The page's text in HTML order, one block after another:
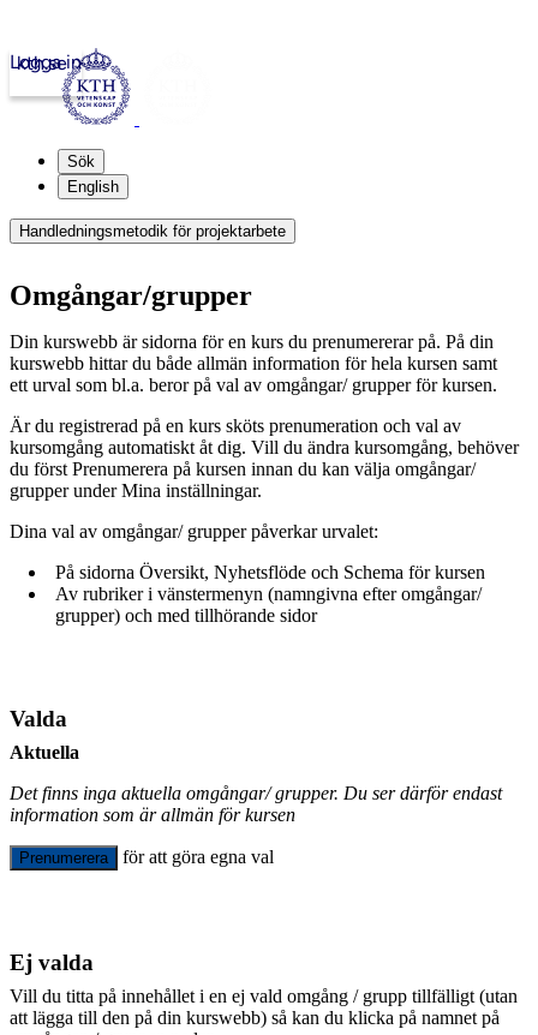
kth.se
Logga in
Sök
English
Handledningsmetodik för projektarbete
Omgångar/grupper
Din kurswebb är sidorna för en kurs du prenumererar på. På din
kurswebb hittar du både allmän information för hela kursen samt
ett urval som bl.a. beror på val av omgångar/ grupper för kursen.
Är du registrerad på en kurs sköts prenumeration och val av
kursomgång automatiskt åt dig. Vill du ändra kursomgång, behöver
du först Prenumerera på kursen innan du kan välja omgångar/
grupper under Mina inställningar.
Dina val av omgångar/ grupper påverkar urvalet:
På sidorna Översikt, Nyhetsflöde och Schema för kursen
Av rubriker i vänstermenyn (namngivna efter omgångar/
grupper) och med tillhörande sidor
Valda
Aktuella
Det finns inga aktuella omgångar/ grupper. Du ser därför endast
information som är allmän för kursen
Prenumerera för att göra egna val
Ej valda
Vill du titta på innehållet i en ej vald omgång / grupp tillfälligt (utan
att lägga till den på din kurswebb) så kan du klicka på namnet på